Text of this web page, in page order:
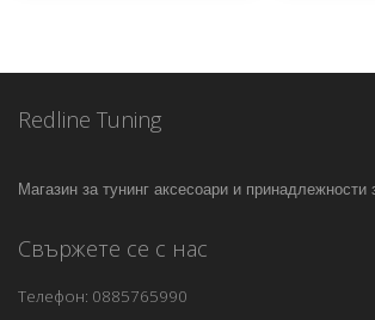
Redline Tuning
Магазин за тунинг аксесоари и принадлежности
Свържете се с нас
Телефон: 0885765990